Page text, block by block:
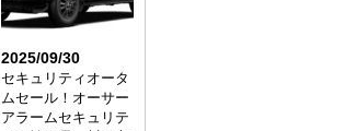
2025/09/30
セキュリティオータ
ムセール！オーサー
アラームセキュリテ